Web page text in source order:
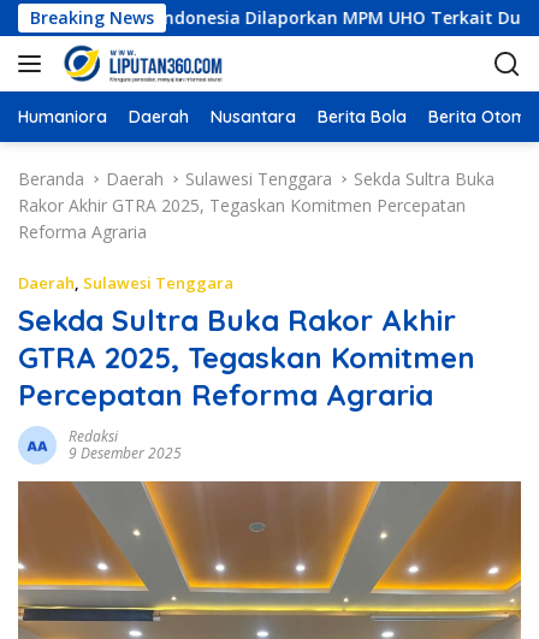
a
g
u
Breaking NewsIndonesia Dilaporkan MPM UHO Terkait Dugaan
Humaniora Daerah Nusantara Berita Bola Berita
Beranda Daerah Sulawesi Tenggara
Sekda Sultra Buka
Rakor Akhir GTRA 2025, Tegaskan Komitmen Percepatan
Reforma Agraria
Daerah, Sulawesi Tenggara
Sekda Sultra Buka Rakor Akhir
GTRA 2025, Tegaskan Komitmen
Percepatan Reforma Agraria
Redaksi
9 Desember 2025